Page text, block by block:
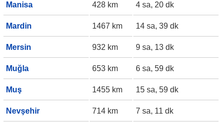
Manisa 428 km 4 sa, 20 dk
Mardin 1467 km 14 sa, 39 dk
Mersin 932 km 9 sa, 13 dk
Muğla 653 km 6 sa, 59 dk
Muş 1455 km 15 sa, 59 dk
Nevşehir 714 km 7 sa, 11 dk